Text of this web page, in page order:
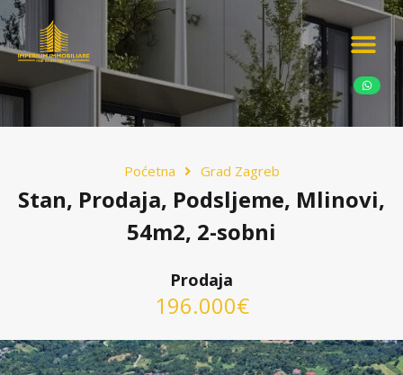
Poćetna Grad Zagreb
Stan, Prodaja, Podsljeme, Mlinovi,
54m2, 2-sobni
Prodaja
196.000€